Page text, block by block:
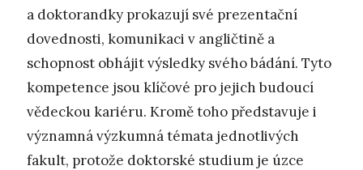
a doktorandky prokazují své prezentační
dovednosti, komunikaci v angličtině a
schopnost obhájit výsledky svého bádání. Tyto
kompetence jsou klíčové pro jejich budoucí
vědeckou kariéru. Kromě toho představuje i
významná výzkumná témata jednotlivých
fakult, protože doktorské studium je úzce